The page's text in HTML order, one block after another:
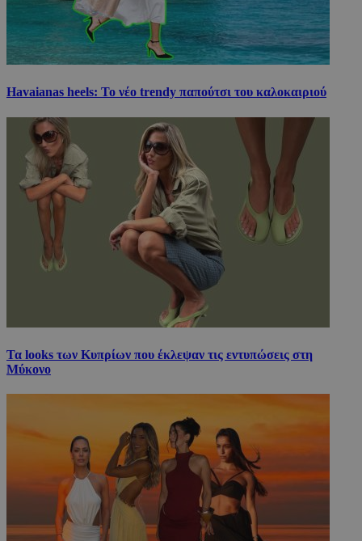
Havaianas heels: Το νέο trendy παπούτσι του καλοκαιριού
Τα looks των Κυπρίων που έκλεψαν τις εντυπώσεις στη
Μύκονο